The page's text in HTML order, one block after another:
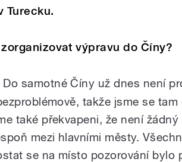
Turecku.
výpravu do Číny?
Do samotné Číny už dnes není
takže jsme se
také překvapeni, že není žádný
mezi hlavními městy.
se na místo pozorování bylo